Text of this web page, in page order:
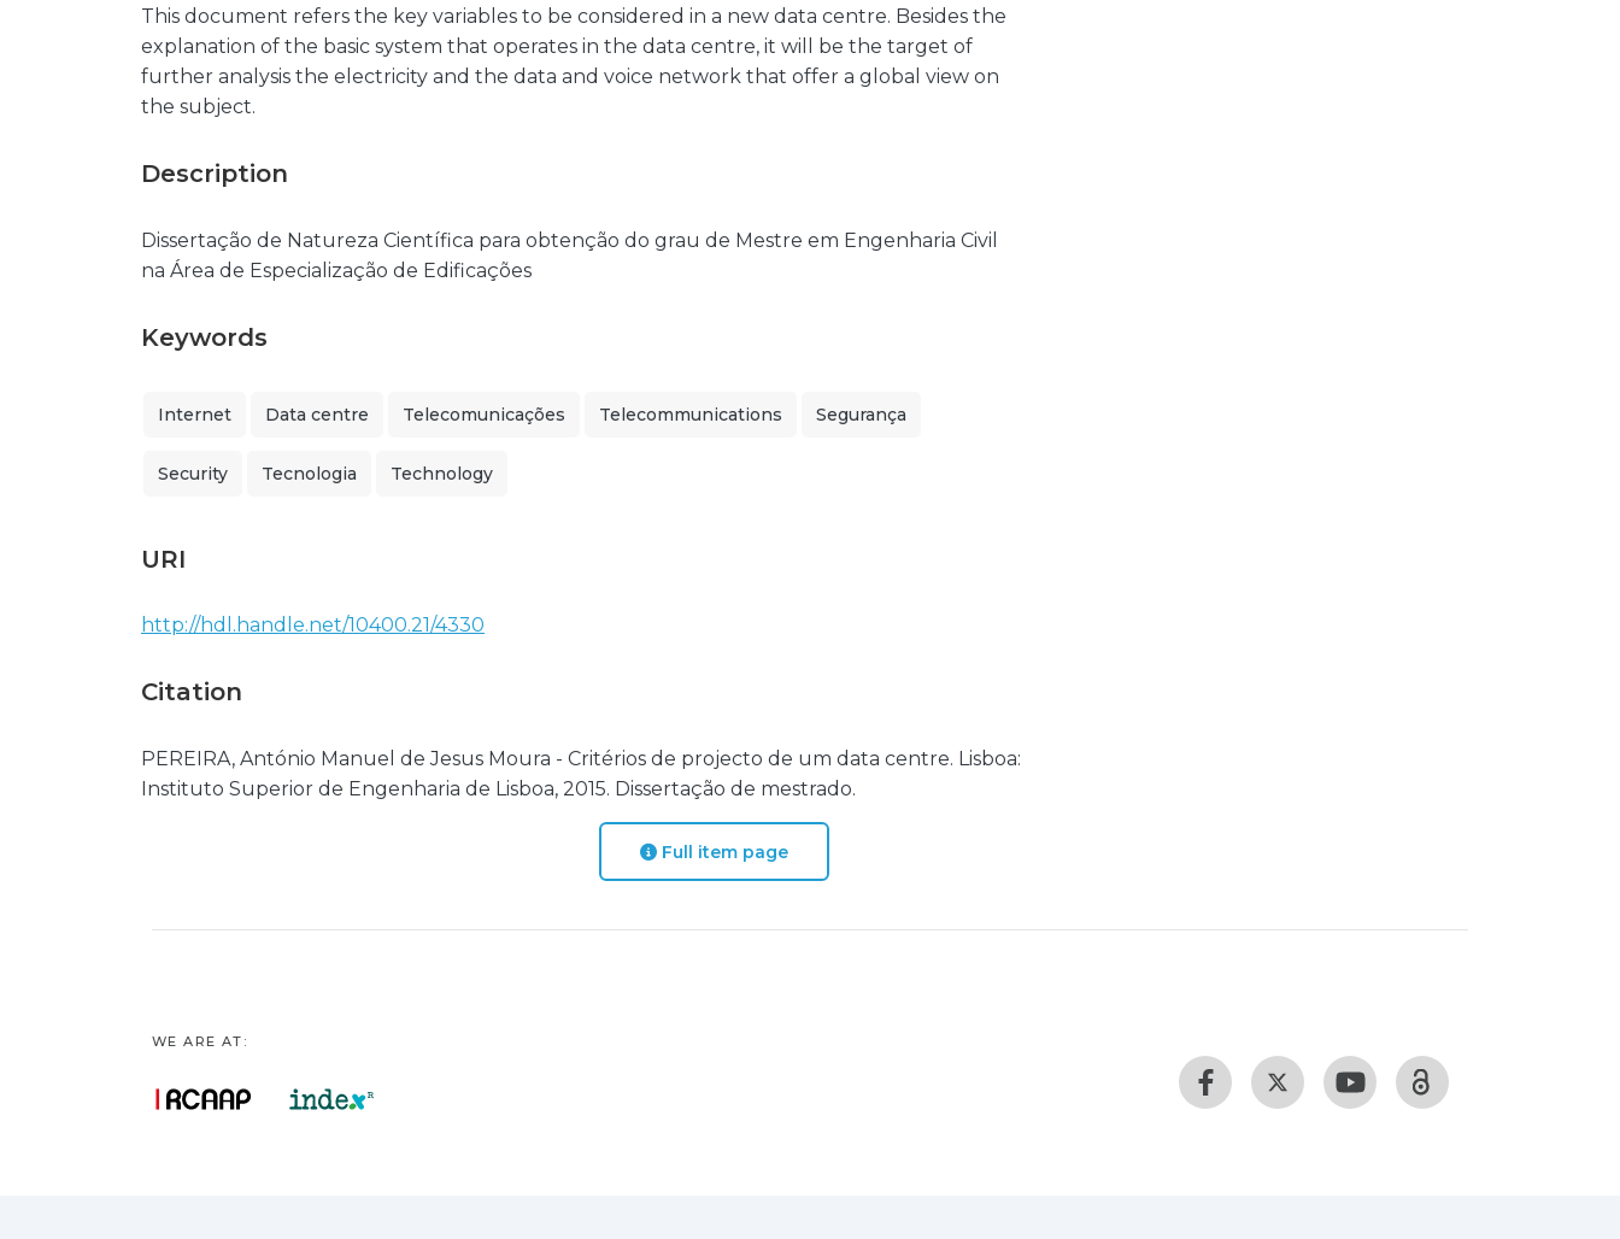
This document refers the key variables to be considered in a new data centre. Besides the
explanation of the basic system that operates in the data centre, it will be the target of
further analysis the electricity and the data and voice network that offer a global view on
the subject.
Description
Dissertação de Natureza Científica para obtenção do grau de Mestre em Engenharia Civil
na Área de Especialização de Edificações
Keywords
Internet Data centre Telecomunicações Telecommunications Segurança
Security Tecnologia Technology
URI
http://hdl.handle.net/10400.21/4330
Citation
PEREIRA, António Manuel de Jesus Moura - Critérios de projecto de um data centre. Lisboa:
Instituto Superior de Engenharia de Lisboa, 2015. Dissertação de mestrado.
Full item page
WE ARE AT: